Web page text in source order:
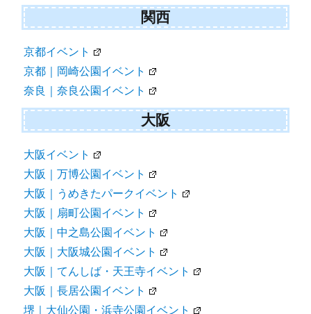
関西
京都イベント
京都｜岡崎公園イベント
奈良｜奈良公園イベント
大阪
大阪イベント
大阪｜万博公園イベント
大阪｜うめきたパークイベント
大阪｜扇町公園イベント
大阪｜中之島公園イベント
大阪｜大阪城公園イベント
大阪｜てんしば・天王寺イベント
大阪｜長居公園イベント
堺｜大仙公園・浜寺公園イベント